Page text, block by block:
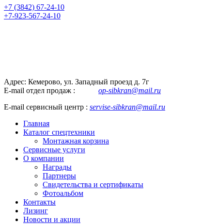
+7 (3842) 67-24-10
+7-923-567-24-10
Адрес: Кемерово, ул. Западный проезд д. 7г
E-mail отдел продаж : op-sibkran@mail.ru
E-mail сервисный центр : servise-sibkran@mail.ru
Главная
Каталог спецтехники
Монтажная корзина
Сервисные услуги
О компании
Награды
Партнеры
Свидетельства и сертификаты
Фотоальбом
Контакты
Лизинг
Новости и акции